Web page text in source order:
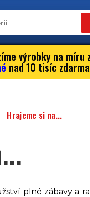
výrobky na
nad 10 tisíc
Hrajeme si na...
plné zábavy a